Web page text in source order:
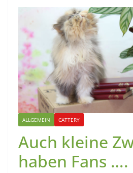
ALLGEMEIN CATTERY
Auch kleine
haben Fans ….